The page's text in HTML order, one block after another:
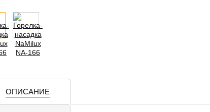
ОПИСАНИЕ